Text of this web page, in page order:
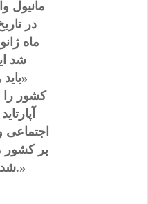
مانیول
در
ماه
شد
کشور را
بر کشور
شده است.»